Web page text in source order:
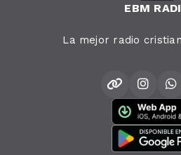
EBM
La mejor radio